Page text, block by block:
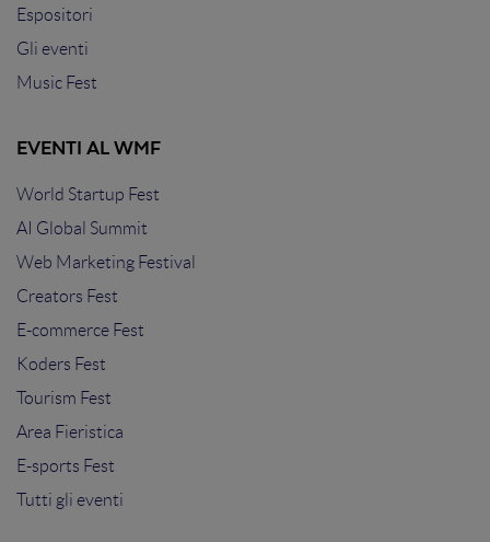
Espositori
Gli eventi
Music Fest
EVENTI AL WMF
World Startup Fest
AI Global Summit
Web Marketing Festival
Creators Fest
E-commerce Fest
Koders Fest
Tourism Fest
Area Fieristica
E-sports Fest
Tutti gli eventi